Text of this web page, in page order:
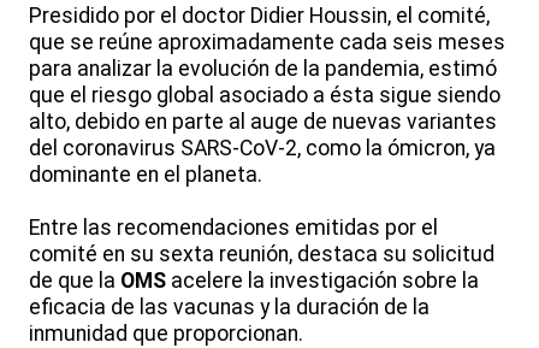
Presidido por el doctor Didier Houssin, el comité,
que se reúne aproximadamente cada seis meses
para analizar la evolución de la pandemia, estimó
que el riesgo global asociado a ésta sigue siendo
alto, debido en parte al auge de nuevas variantes
del coronavirus SARS-CoV-2, como la ómicron, ya
dominante en el planeta.
Entre las recomendaciones emitidas por el
comité en su sexta reunión, destaca su solicitud
de que la OMS acelere la investigación sobre la
eficacia de las vacunas y la duración de la
inmunidad que proporcionan.